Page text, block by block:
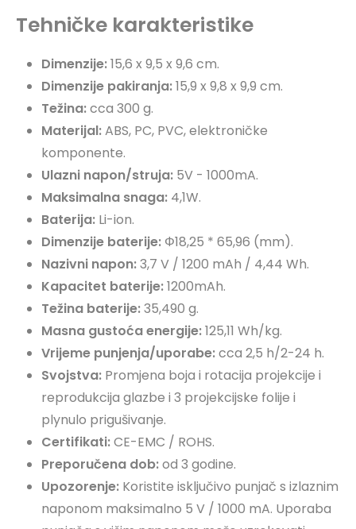
Tehničke karakteristike
Dimenzije:15,6 x 9,5 x 9,6 cm.
Dimenzije pakiranja:15,9 x 9,8 x 9,9 cm.
Težina:cca 300 g.
Materijal:ABS, PC, PVC, elektroničke
komponente.
Ulazni napon/struja: 5V - 1000mA.
Maksimalna snaga: 4,1W.
Baterija: Li-ion.
Dimenzije baterije: Φ18,25 * 65,96 (mm).
Nazivni napon:3,7 V / 1200 mAh / 4,44 Wh.
Kapacitet baterije:1200mAh.
Težina baterije:35,490 g.
Masna gustoća energije:125,11 Wh/kg.
Vrijeme punjenja/uporabe:cca 2,5 h/2-24 h.
Svojstva: Promjena boja i rotacija projekcije i
reprodukcija glazbe i 3 projekcijske folije i
plynulo prigušivanje.
Certifikati:CE-EMC / ROHS.
Preporučena dob:od 3 godine.
Upozorenje: Koristite isključivo punjač s izlaznim
naponom maksimalno 5 V / 1000 mA. Uporaba